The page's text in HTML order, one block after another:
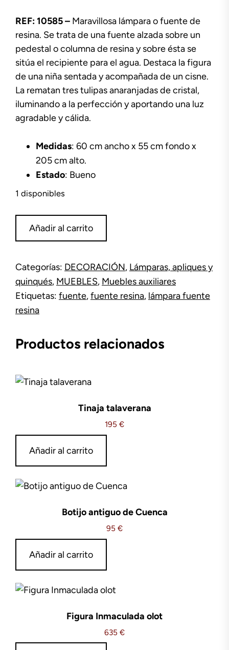
REF: 10585 – Maravillosa lámpara o fuente de
resina. Se trata de una fuente alzada sobre un
pedestal o columna de resina y sobre ésta se
sitúa el recipiente para el agua. Destaca la figura
de una niña sentada y acompañada de un cisne.
La rematan tres tulipas anaranjadas de cristal,
iluminando a la perfección y aportando una luz
agradable y cálida.
Medidas: 60 cm ancho x 55 cm fondo x
205 cm alto.
Estado: Bueno
1 disponibles
cantidad
Añadir al carrito
Categorías: DECORACIÓN, Lámparas, apliques y
quinqués, MUEBLES, Muebles auxiliares
Etiquetas: fuente,fuente resina, lámpara fuente
resina
Productos relacionados
Tinaja talaverana
195 €
Añadir al carrito
Botijo antiguo de Cuenca
95 €
Añadir al carrito
Figura Inmaculada olot
635 €